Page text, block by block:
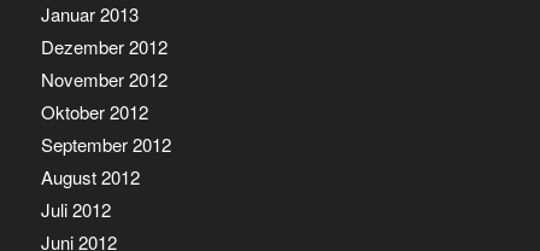
Januar 2013
Dezember 2012
November 2012
Oktober 2012
September 2012
August 2012
Juli 2012
Juni 2012